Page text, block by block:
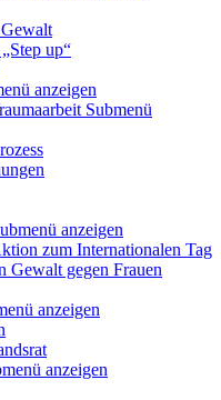
up“
anzeigen
Submenü
anzeigen
zum Internationalen Tag
Gewalt gegen Frauen
anzeigen
anzeigen